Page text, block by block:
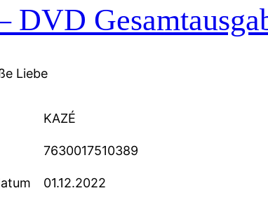
DVD
Liebe
KAZÉ
7630017510389
01.12.2022